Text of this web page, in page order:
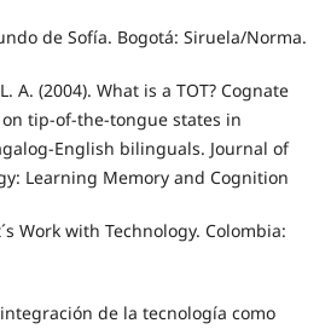
de Sofía. Bogotá: Siruela/Norma.
A. (2004). What is a TOT? Cognate
tip-of-the-tongue states in
English bilinguals. Journal of
Learning Memory and Cognition
Work with Technology. Colombia:
integración de la tecnología como